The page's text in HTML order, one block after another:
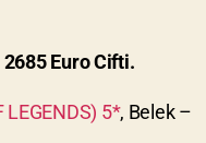
2685 Euro Cifti.
LEGENDS) 5*, Belek –